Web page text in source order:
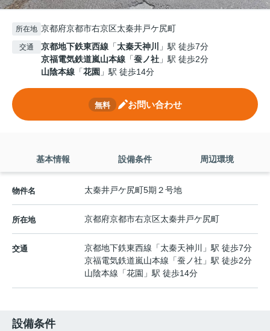
所在地 京都府京都市右京区太秦井戸ケ尻町
交通 京都地下鉄東西線 「太秦天神川
」駅 徒歩7分
京福電気鉄道嵐山本線 「蚕ノ社 」駅 徒歩2分
山陰本線 「花園 」駅 徒歩14分
無料 お問い合わせ
基本情報 設備条件 周辺環境
物件名 太秦井戸ケ尻町5期２号地
所在地 京都府京都市右京区太秦井戸ケ尻町
交通 京都地下鉄東西線 「太秦天神川
」駅 徒歩7分
京福電気鉄道嵐山本線 「蚕ノ社 」駅 徒歩2分
山陰本線 「花園 」駅 徒歩14分
設備条件